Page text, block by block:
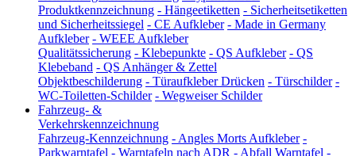
Produktkennzeichnung - Hängeetiketten - Sicherheitsetiketten
und Sicherheitssiegel - CE Aufkleber - Made in Germany
Aufkleber - WEEE Aufkleber
Qualitätssicherung - Klebepunkte - QS Aufkleber - QS
Klebeband - QS Anhänger & Zettel
Objektbeschilderung - Türaufkleber Drücken - Türschilder -
WC-Toiletten-Schilder - Wegweiser Schilder
Fahrzeug- &
Verkehrskennzeichnung
Fahrzeug-Kennzeichnung - Angles Morts Aufkleber -
Parkwarntafel - Warntafeln nach ADR - Abfall Warntafel -